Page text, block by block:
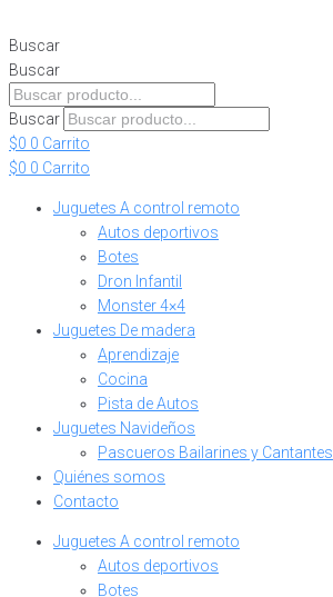
to
content
Buscar
Buscar
Buscar
$0 0 Carrito
$0 0 Carrito
Juguetes A control remoto
Autos deportivos
Botes
Dron Infantil
Monster 4×4
Juguetes De madera
Aprendizaje
Cocina
Pista de Autos
Juguetes Navideños
Pascueros Bailarines y Cantantes
Quiénes somos
Contacto
Juguetes A control remoto
Autos deportivos
Botes